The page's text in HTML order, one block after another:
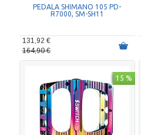
PEDALA SHIMANO 105 PD-
R7000, SM-SH11
131,92 €
164,90 €
15 %